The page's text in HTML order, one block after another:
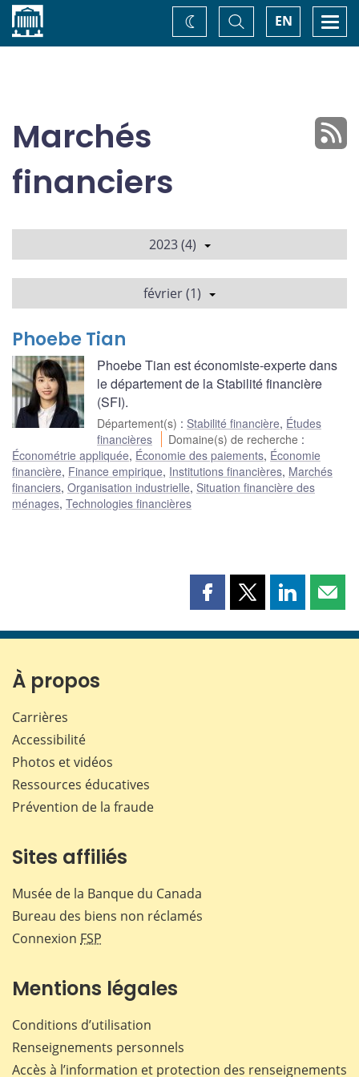
Accueil EN
Basculer
la
recherche
Changez
de
Marchés
financiers
2023 (4)
février (1)
Phoebe Tian
Phoebe Tian est économiste-experte dans
le département de la Stabilité financière
(SFI).
Département(s) : Stabilité financière, Études
financières
Domaine(s) de recherche :
Économétrie appliquée, Économie des paiements, Économie
financière, Finance empirique, Institutions financières, Marchés
financiers, Organisation industrielle, Situation financière des
ménages, Technologies financières
Partager
page
Partager
page
Partager
page page
À propos
Carrières
Accessibilité
Photos et vidéos
Ressources éducatives
Prévention de la fraude
Sites affiliés
Musée de la Banque du Canada
Bureau des biens non réclamés
Connexion FSP
Mentions légales
Conditions d’utilisation
Renseignements personnels
Accès à l’information et protection des renseignements